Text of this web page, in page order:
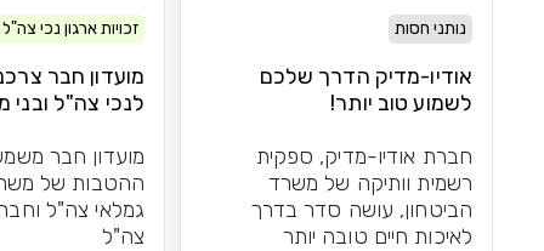
נותני חסות
אודיו-מדיק הדרך שלכם
לשמוע טוב יותר!
חברת אודיו-מדיק, ספקית
רשמית וותיקה של משרד
הביטחון, עושה סדר בדרך
לאיכות חיים טובה יותר
זכויות ארגון נכי צה"ל
מועדון חבר
לנכי צה"ל
מועדון חבר
ההטבות של
גמלאי צה"ל
צה"ל